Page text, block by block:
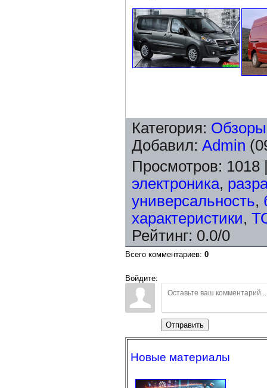
Категория:
Добавил: Admin
Просмотров: 1018
электроника,
универсальность,
характеристики,
Рейтинг: 0.0/0
Всего комментариев: 0
Войдите:
Отправить
Новые материалы